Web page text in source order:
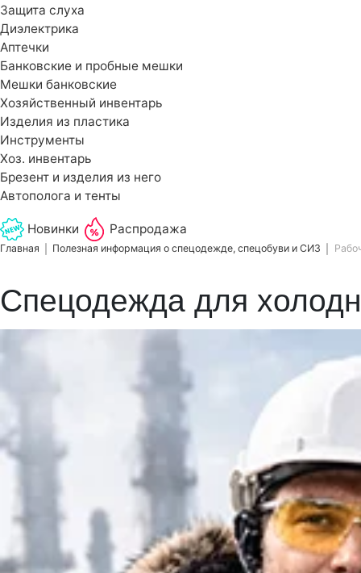
Защита слуха
Диэлектрика
Аптечки
Банковские и пробные мешки
Мешки банковские
Хозяйственный инвентарь
Изделия из пластика
Инструменты
Хоз. инвентарь
Брезент и изделия из него
Автополога и тенты
Новинки Распродажа
Главная Полезная информация о спецодежде, спецобуви и СИЗ
Спецодежда для